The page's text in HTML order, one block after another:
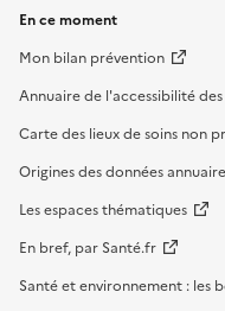
En ce moment
Mon bilan prévention
Annuaire de l'accessibilité
Carte des lieux de soins non
Origines des données annuaire
Les espaces thématiques
En bref, par Santé.fr
Santé et environnement : les